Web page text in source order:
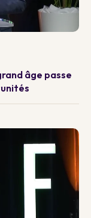
âge passe